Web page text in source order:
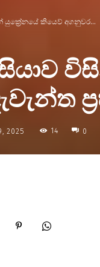
යුක්‍රේනයේ කියෙව් අගනුවර...
2025 14 0